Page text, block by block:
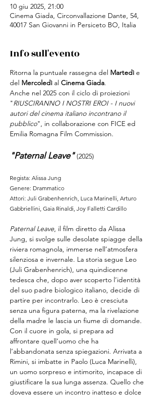
10 giu 2025, 21:00
Cinema Giada, Circonvallazione Dante, 54,
40017 San Giovanni in Persiceto BO, Italia
Info sull'evento
Ritorna la puntuale rassegna del Martedì e
del Mercoledì al Cinema Giada.
Anche nel 2025 con il ciclo di proiezioni
"RIUSCIRANNO I NOSTRI EROI - I nuovi
autori del cinema italiano incontrano il
pubblico", in collaborazione con FICE ed
Emilia Romagna Film Commission.
"Paternal Leave" (2025)
Regista: Alissa Jung
Genere: Drammatico
Attori: Juli Grabenhenrich, Luca Marinelli, Arturo
Gabbriellini, Gaia Rinaldi, Joy Falletti Cardillo
Paternal Leave, il film diretto da Alissa
Jung, si svolge sulle desolate spiagge della
riviera romagnola, immerse nell’atmosfera
silenziosa e invernale. La storia segue Leo
(Juli Grabenhenrich), una quindicenne
tedesca che, dopo aver scoperto l’identità
del suo padre biologico italiano, decide di
partire per incontrarlo. Leo è cresciuta
senza una figura paterna, ma la rivelazione
della madre le lascia un fiume di domande.
Con il cuore in gola, si prepara ad
affrontare quell’uomo che ha
l’abbandonata senza spiegazioni. Arrivata a
Rimini, si imbatte in Paolo (Luca Marinelli),
un uomo sorpreso e intimorito, incapace di
giustificare la sua lunga assenza. Quello che
doveva essere un incontro inatteso e dolce